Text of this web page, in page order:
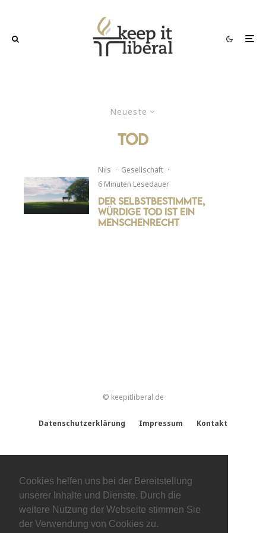
Cookies helfen uns bei der Bereitstellung
unserer Inhalte und Dienste. Durch die
weitere Nutzung der Webseite stimmen Sie
der Verwendung von Cookies zu.
Neueste
tod
Nils · Gesellschaft ·
6 Minuten Lesedauer
Der selbstbestimmte,
würdige Tod ist ein
Menschenrecht
© keepitliberal.de
Datenschutzerklärung Impressum Kontakt